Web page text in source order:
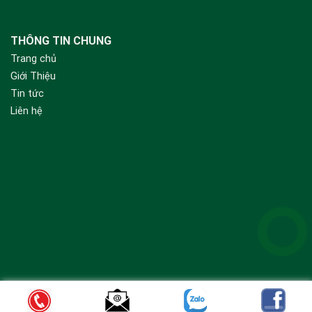
THÔNG TIN CHUNG
Trang chủ
Giới Thiệu
Tin tức
Liên hệ